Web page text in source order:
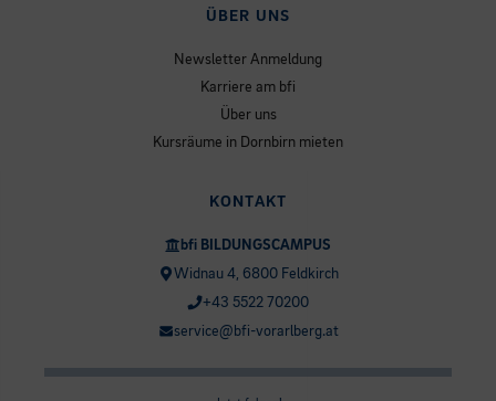
ÜBER UNS
Newsletter Anmeldung
Karriere am bfi
Über uns
Kursräume in Dornbirn mieten
KONTAKT
bfi BILDUNGSCAMPUS
Widnau 4, 6800 Feldkirch
+43 5522 70200
service@bfi-vorarlberg.at